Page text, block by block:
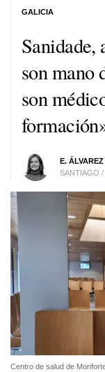
son mano
son
E. ÁLVAREZ
SANTIAGO /
GALICIA
Centro de salud de